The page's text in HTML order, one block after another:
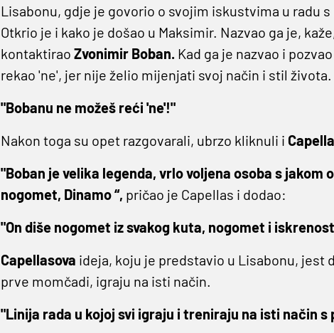
Lisabonu, gdje je govorio o svojim iskustvima u radu
Otkrio je i kako je došao u Maksimir. Nazvao ga je,
kontaktirao Zvonimir Boban.Kad ga je nazvao i
rekao 'ne', jer nije želio mijenjati svoj način i stil
"Bobanu ne možeš reći 'ne'!"
Nakon toga su opet razgovarali, ubrzo kliknuli i
"Boban je velika legenda, vrlo voljena osoba s jakom
nogomet, Dinamo “, pričao je Capellas i dodao:
"On diše nogomet iz svakog kuta, nogomet i
Capellasova ideja, koju je predstavio u Lisabonu, jest
prve momčadi, igraju na isti način.
"Linija rada u kojoj svi igraju i treniraju na isti način s